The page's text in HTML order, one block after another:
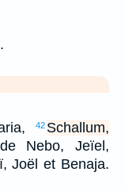
.
42 Schallum,
Nebo, Jeïel,
Joël et Benaja.